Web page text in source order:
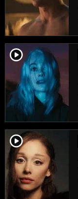
player2
player2